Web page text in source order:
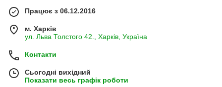
Працює з 06.12.2016
м. Харків
ул. Льва Толстого 42., Харків, Україна
Контакти
Сьогодні вихідний
Показати весь графік роботи